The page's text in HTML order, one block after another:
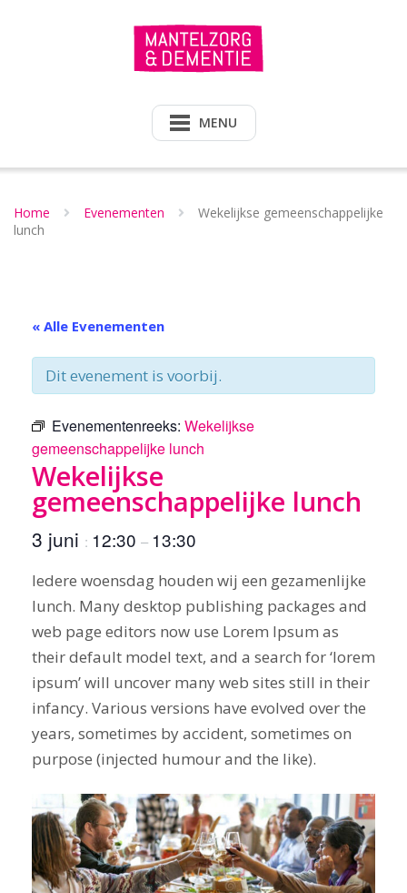
MENU
Home Evenementen
Wekelijkse gemeenschappelijke
lunch
« Alle Evenementen
Dit evenement is voorbij.
Evenementenreeks: Wekelijkse
gemeenschappelijke lunch
Wekelijkse
gemeenschappelijke lunch
3 juni : 12:30 – 13:30
Iedere woensdag houden wij een gezamenlijke
lunch. Many desktop publishing packages and
web page editors now use Lorem Ipsum as
their default model text, and a search for ‘lorem
ipsum’ will uncover many web sites still in their
infancy. Various versions have evolved over the
years, sometimes by accident, sometimes on
purpose (injected humour and the like).